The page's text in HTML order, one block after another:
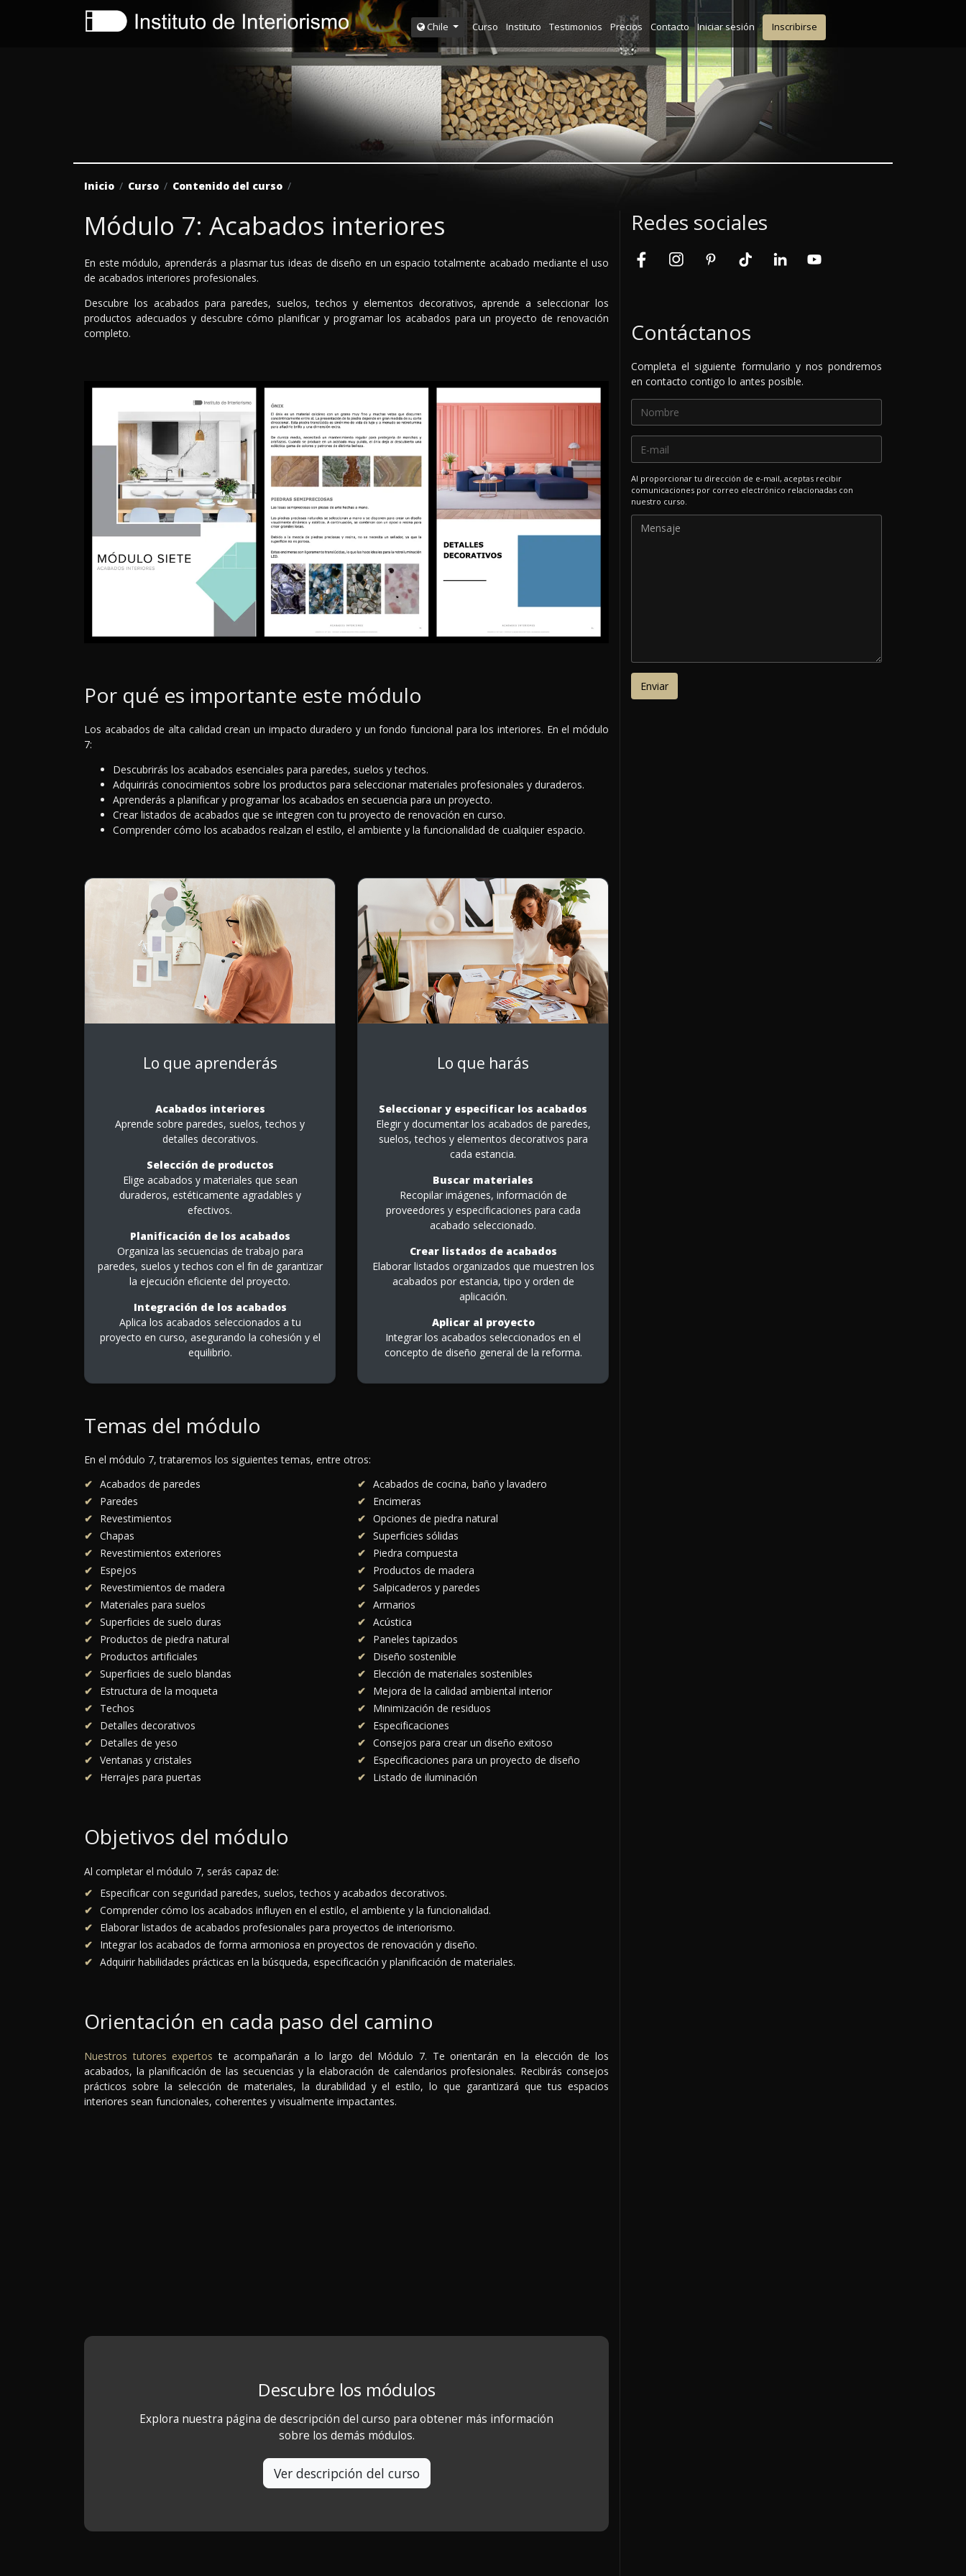
Chile Curso Instituto Testimonios Precios Contacto Iniciar sesión Inscribirse
Inicio Curso Contenido del curso
Módulo 7: Acabados interiores
En este módulo, aprenderás a plasmar tus ideas de diseño en un espacio totalmente acabado mediante el uso
de acabados interiores profesionales.
Descubre los acabados para paredes, suelos, techos y elementos decorativos, aprende a seleccionar los
productos adecuados y descubre cómo planificar y programar los acabados para un proyecto de renovación
completo.
Por qué es importante este módulo
Los acabados de alta calidad crean un impacto duradero y un fondo funcional para los interiores. En el módulo
7:
Descubrirás los acabados esenciales para paredes, suelos y techos.
Adquirirás conocimientos sobre los productos para seleccionar materiales profesionales y duraderos.
Aprenderás a planificar y programar los acabados en secuencia para un proyecto.
Crear listados de acabados que se integren con tu proyecto de renovación en curso.
Comprender cómo los acabados realzan el estilo, el ambiente y la funcionalidad de cualquier espacio.
Lo que aprenderás
Acabados interiores
Aprende sobre paredes, suelos, techos y
detalles decorativos.
Selección de productos
Elige acabados y materiales que sean
duraderos, estéticamente agradables y
efectivos.
Planificación de los acabados
Organiza las secuencias de trabajo para
paredes, suelos y techos con el fin de garantizar
la ejecución eficiente del proyecto.
Integración de los acabados
Aplica los acabados seleccionados a tu
proyecto en curso, asegurando la cohesión y el
equilibrio.
Lo que harás
Seleccionar y especificar los acabados
Elegir y documentar los acabados de paredes,
suelos, techos y elementos decorativos para
cada estancia.
Buscar materiales
Recopilar imágenes, información de
proveedores y especificaciones para cada
acabado seleccionado.
Crear listados de acabados
Elaborar listados organizados que muestren los
acabados por estancia, tipo y orden de
aplicación.
Aplicar al proyecto
Integrar los acabados seleccionados en el
concepto de diseño general de la reforma.
Temas del módulo
En el módulo 7, trataremos los siguientes temas, entre otros:
Acabados de paredes
Paredes
Revestimientos
Chapas
Revestimientos exteriores
Espejos
Revestimientos de madera
Materiales para suelos
Superficies de suelo duras
Productos de piedra natural
Productos artificiales
Superficies de suelo blandas
Estructura de la moqueta
Techos
Detalles decorativos
Detalles de yeso
Ventanas y cristales
Herrajes para puertas
Acabados de cocina, baño y lavadero
Encimeras
Opciones de piedra natural
Superficies sólidas
Piedra compuesta
Productos de madera
Salpicaderos y paredes
Armarios
Acústica
Paneles tapizados
Diseño sostenible
Elección de materiales sostenibles
Mejora de la calidad ambiental interior
Minimización de residuos
Especificaciones
Consejos para crear un diseño exitoso
Especificaciones para un proyecto de diseño
Listado de iluminación
Objetivos del módulo
Al completar el módulo 7, serás capaz de:
Especificar con seguridad paredes, suelos, techos y acabados decorativos.
Comprender cómo los acabados influyen en el estilo, el ambiente y la funcionalidad.
Elaborar listados de acabados profesionales para proyectos de interiorismo.
Integrar los acabados de forma armoniosa en proyectos de renovación y diseño.
Adquirir habilidades prácticas en la búsqueda, especificación y planificación de materiales.
Orientación en cada paso del camino
Nuestros tutores expertos te acompañarán a lo largo del Módulo 7. Te orientarán en la elección de los
acabados, la planificación de las secuencias y la elaboración de calendarios profesionales. Recibirás consejos
prácticos sobre la selección de materiales, la durabilidad y el estilo, lo que garantizará que tus espacios
interiores sean funcionales, coherentes y visualmente impactantes.
Descubre los módulos
Explora nuestra página de descripción del curso para obtener más información
sobre los demás módulos.
Ver descripción del curso
Redes sociales
Contáctanos
Completa el siguiente formulario y nos pondremos
en contacto contigo lo antes posible.
Al proporcionar tu dirección de e-mail, aceptas recibir
comunicaciones por correo electrónico relacionadas con
nuestro curso.